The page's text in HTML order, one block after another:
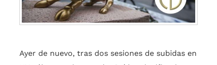
Ayer de nuevo, tras dos sesiones de subidas en